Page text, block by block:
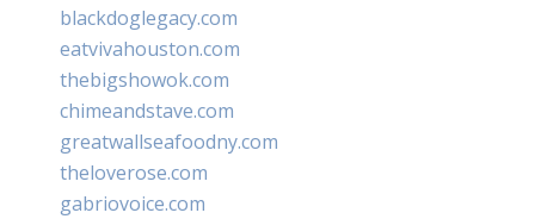
blackdoglegacy.com
eatvivahouston.com
thebigshowok.com
chimeandstave.com
greatwallseafoodny.com
theloverose.com
gabriovoice.com